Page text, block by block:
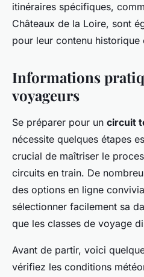
itinéraires spécifiques,
Châteaux de la Loire, sont
pour leur contenu historique
Informations
voyageurs
Se préparer pour un circuit
nécessite quelques étapes
crucial de maîtriser le
circuits en train. De
des options en ligne
sélectionner facilement sa
que les classes de voyage
Avant de partir, voici
vérifiez les conditions